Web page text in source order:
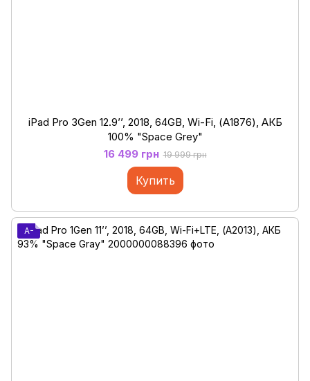
iPad Pro 3Gen 12.9’’, 2018, 64GB, Wi-Fi, (А1876), АКБ
100% "Space Grey"
16 499 грн 19 999 грн
Купить
A-